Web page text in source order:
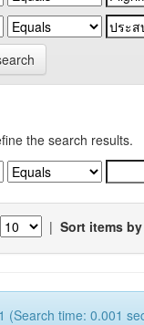
the search results.
| Sort items by
(Search time: 0.001